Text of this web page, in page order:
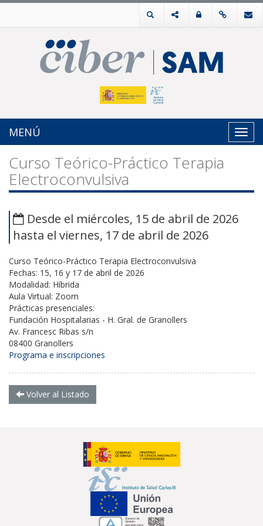
MENÚ
Curso Teórico-Práctico Terapia
Electroconvulsiva
Desde el miércoles, 15 de abril de 2026
hasta el viernes, 17 de abril de 2026
Curso Teórico-Práctico Terapia Electroconvulsiva
Fechas: 15, 16 y 17 de abril de 2026
Modalidad: Híbrida
Aula Virtual: Zoom
Prácticas presenciales:
Fundación Hospitalarias - H. Gral. de Granollers
Av. Francesc Ribas s/n
08400 Granollers
Programa e inscripciones
Volver al Listado